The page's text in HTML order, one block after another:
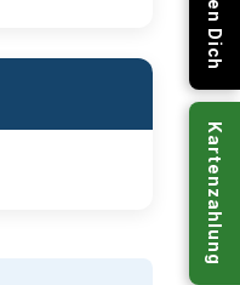
Kartenzahlung